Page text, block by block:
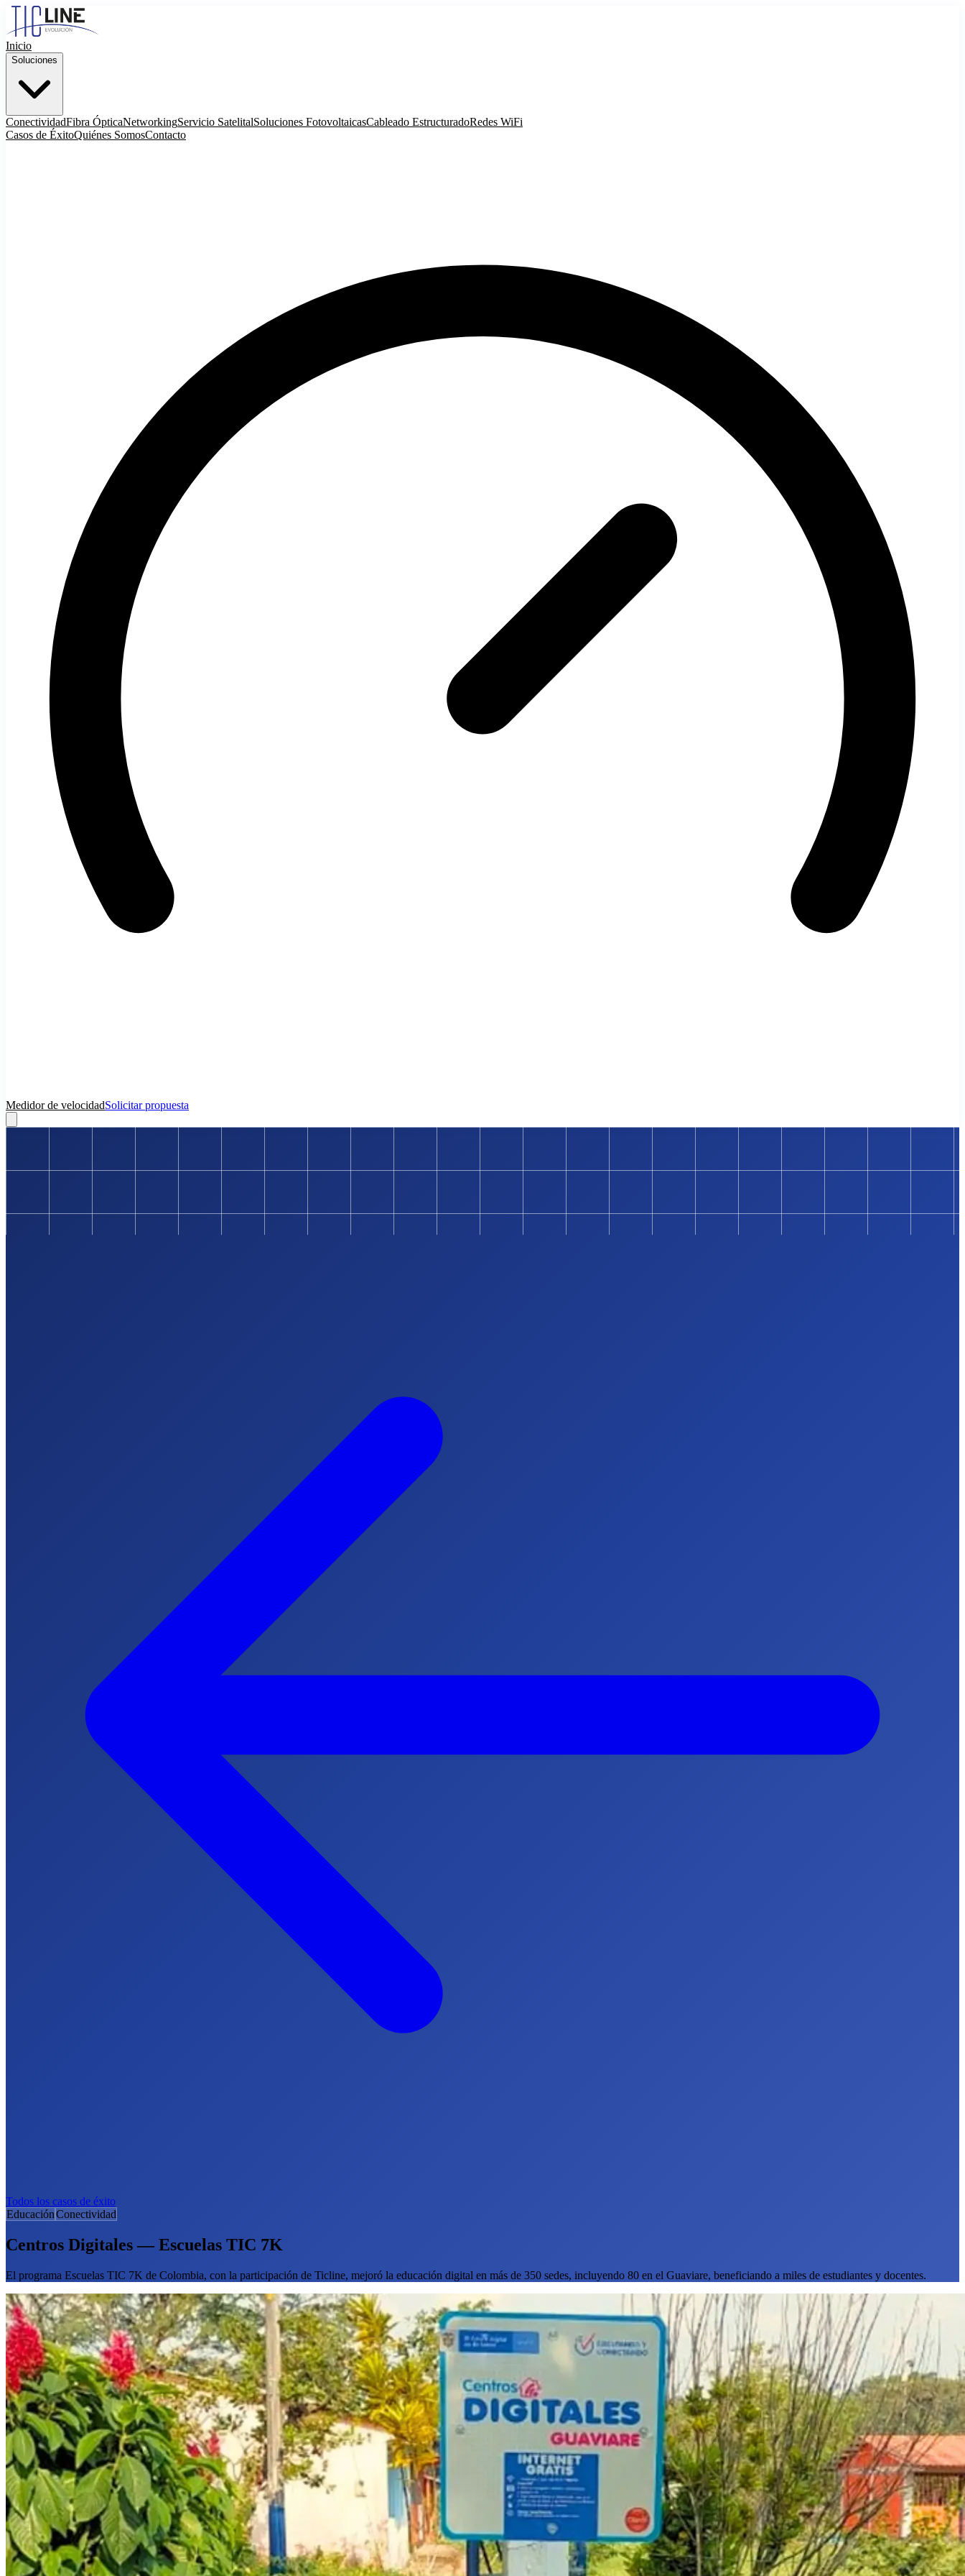
Inicio
Soluciones
ConectividadFibra ÓpticaNetworkingServicio SatelitalSoluciones FotovoltaicasCableado EstructuradoRedes WiFi
Casos de ÉxitoQuiénes SomosContacto
Medidor de velocidadSolicitar propuesta
Todos los casos de éxito
EducaciónConectividad
Centros Digitales — Escuelas TIC 7K
El programa Escuelas TIC 7K de Colombia, con la participación de Ticline, mejoró la educación digital en más de 350 sedes, incluyendo 80 en el Guaviare, beneficiando a miles de estudiantes y docentes.